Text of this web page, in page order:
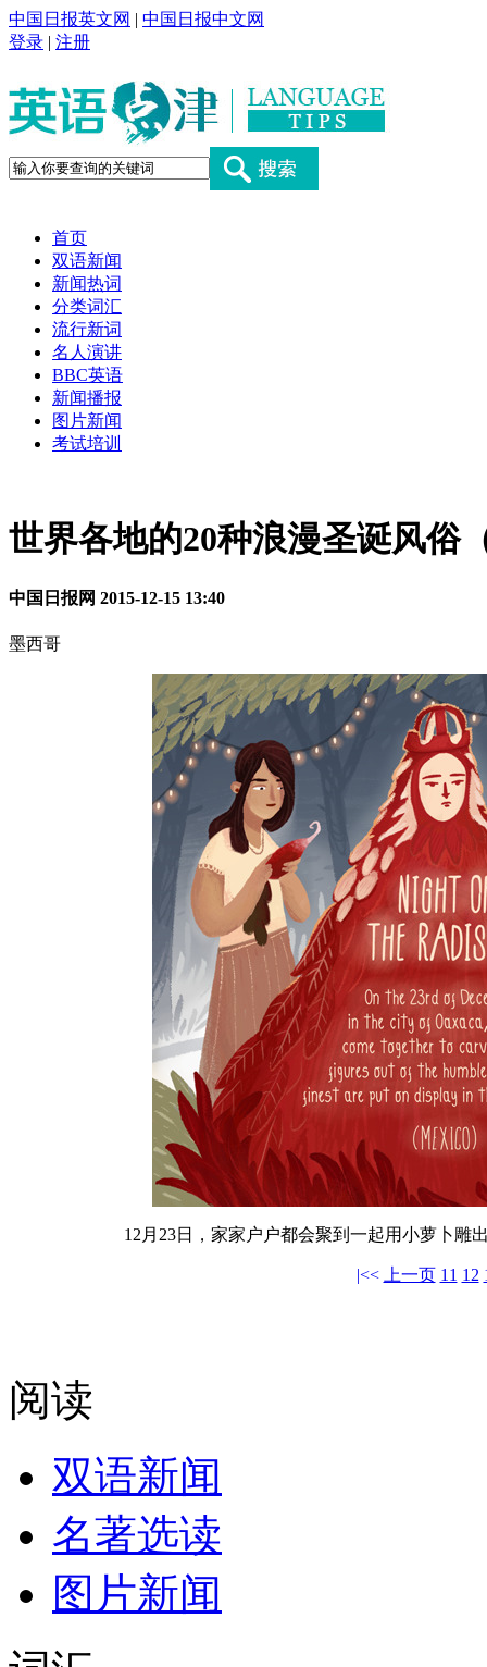
中国日报英文网 | 中国日报中文网
登录 | 注册
首页
双语新闻
新闻热词
分类词汇
流行新词
名人演讲
BBC英语
新闻播报
图片新闻
考试培训
世界各地的20种浪漫圣诞风俗
中国日报网 2015-12-15 13:40
墨西哥
12月23日，家家户户都会聚到一起用小萝卜雕
|<< 上一页 11 12
阅读
双语新闻
名著选读
图片新闻